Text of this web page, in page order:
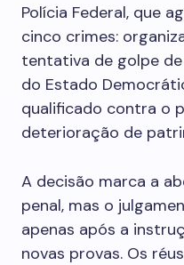
Polícia Federal, que
cinco crimes:
tentativa de golpe
do Estado
qualificado contra o
deterioração de
A decisão marca a
penal, mas o
apenas após a
novas provas. Os